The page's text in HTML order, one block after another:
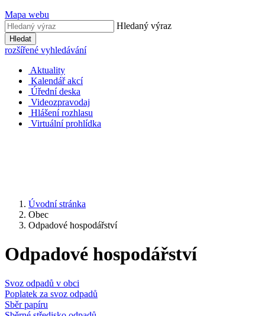
Mapa webu
Hledaný výraz
Hledat
rozšířené vyhledávání
Aktuality
Kalendář akcí
Úřední deska
Videozpravodaj
Hlášení rozhlasu
Virtuální prohlídka
Úvodní stránka
Obec
Odpadové hospodářství
Odpadové hospodářství
Svoz odpadů v obci
Poplatek za svoz odpadů
Sběr papíru